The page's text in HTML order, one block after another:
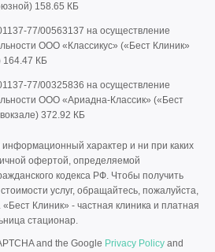
158.65 КБ
77/00563137 на осуществление
ООО «Классикус» («Бест Клиник»
164.47 КБ
77/00325836 на осуществление
ООО «Ариадна-Классик» («Бест
372.92 КБ
характер и ни при каких
офертой, определяемой
кодекса РФ. Чтобы получить
услуг, обращайтесь, пожалуйста,
Клиник» - частная клиника и платная
стационар.
and the Google Privacy Policy and